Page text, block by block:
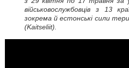
військовослужбовців з 13
зокрема й естонські сили
(Kaitseliit).